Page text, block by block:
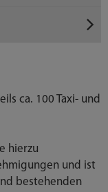
ca. 100 Taxi- und
hierzu
und ist
bestehenden